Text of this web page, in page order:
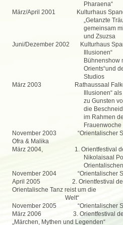
Pharaena“
März/April 2001 Kulturhaus
„Getanzte
gemeinsam
und Zsuzsa
Juni/Dezember 2002 Kulturhaus
Illusionen“
Bühnenshow
Orients“und
Studios
März 2003 Rathaussaal
Illusionen“
zu Gunsten
die
im Rahmen
November 2003 “Orientalischer
Ofra & Malika
März 2004, 1. Orientfestival des
Nikolaisaal
November 2004 “Orientalischer
April 2005 2. Orientfestival des
Orientalische Tanz reist um die
Welt“
November 2005 “Orientalischer
März 2006 3. Orientfestival des
„Märchen, Mythen und Legenden“